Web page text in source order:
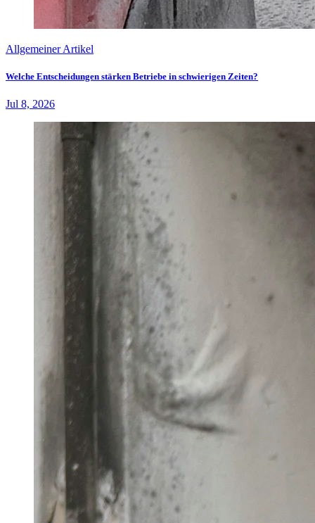
Allgemeiner Artikel
Welche Entscheidungen stärken Betriebe in schwierigen Zeiten?
Jul 8, 2026